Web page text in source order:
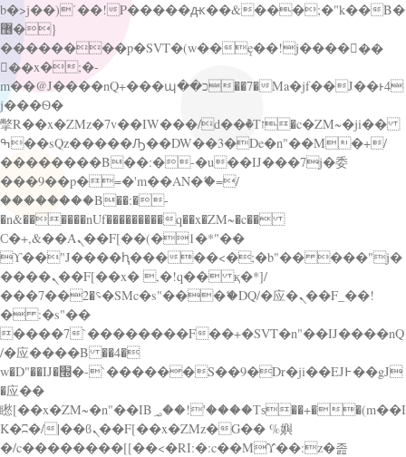
b�>j��)΄��!P�����ԫ��&���;�"k��B�
޶�}
��������p�SVT�(w��ę��!j������
��x�;�-
m��@J����nQ+���պ��כ��7�Ma�jf��J��ͱ4
j���Ѳ�
撆R��x�ZMz�7v��IW���/d��ٞ�Тז�c�ZM~�ji��
ߒ��sQz�����Ԡ��DW��3�De�n"��M�+/
��������B��:�-�u��IJ���7j�委
���9��p�=�'m��AN�ޭ�=/
��������B��:�-
�n&������nUf���������q��x�ZM~�c��
Ϲ�+,&��Ὰܢ��F[��(�1�*"��
ϒ��"J����ԧ�����<�;�b"�� ���"j�
����ܢ��F[��x� ,�!q�� қ�*]/
���؝�2��7�SMc�s"���ޭ�DQ/�应�ܢ��F_��!
� :�s"��
����7`��������F��+�SVT�n"��IJ����nQ
/�应����B ��4�
w�D"��IJ�׭�-`������S��9�Dr�ji��EJ߅��gJ
�应��
矁[��x�ZM~�n"��IB؃��!'����Тѕ��+��(m��I
K�ʭ�/|��ϐܢ��F[��x�ZMz�G�� %嬩
�/c��������[[��<�RI:�:c��MΎ��:z�졾